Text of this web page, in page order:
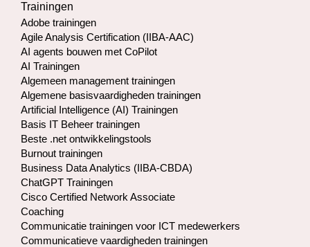
Trainingen
Adobe trainingen
Agile Analysis Certification (IIBA-AAC)
AI agents bouwen met CoPilot
AI Trainingen
Algemeen management trainingen
Algemene basisvaardigheden trainingen
Artificial Intelligence (AI) Trainingen
Basis IT Beheer trainingen
Beste .net ontwikkelingstools
Burnout trainingen
Business Data Analytics (IIBA-CBDA)
ChatGPT Trainingen
Cisco Certified Network Associate
Coaching
Communicatie trainingen voor ICT medewerkers
Communicatieve vaardigheden trainingen